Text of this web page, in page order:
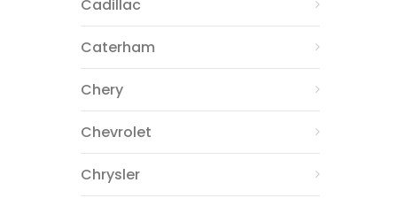
Cadillac
Caterham
Chery
Chevrolet
Chrysler